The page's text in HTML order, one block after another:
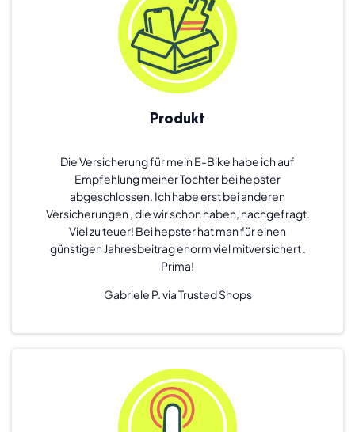
Produkt
Die Versicherung für mein E-Bike habe ich auf
Empfehlung meiner Tochter bei hepster
abgeschlossen. Ich habe erst bei anderen
Versicherungen , die wir schon haben, nachgefragt.
Viel zu teuer! Bei hepster hat man für einen
günstigen Jahresbeitrag enorm viel mitversichert .
Prima!
Gabriele P. via Trusted Shops